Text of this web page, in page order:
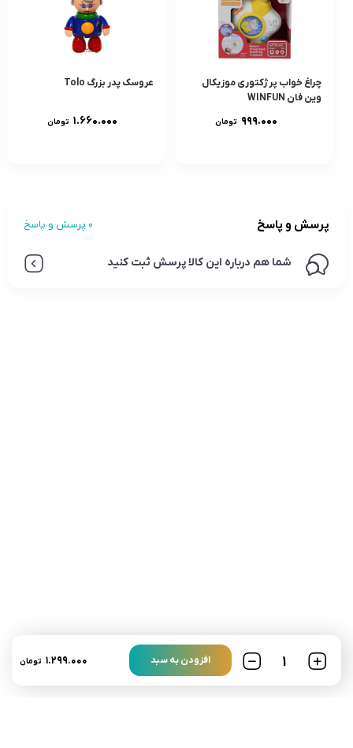
افزودن به سبد ۱.۲۹۹.۰۰۰ تومان
چراغ خواب پرژکتورى موزيکال
وين فان WINFUN
۹۹۹.۰۰۰ تومان
عروسک پدر بزرگ Tolo
۱.۶۶۰.۰۰۰ تومان
پرسش و پاسخ 0 پرسش و پاسخ
شما هم درباره این کالا پرسش ثبت کنید